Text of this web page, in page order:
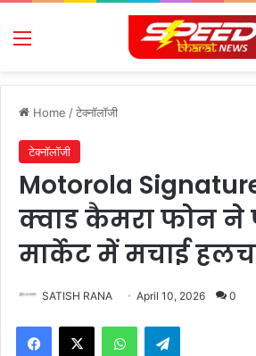
Menu
Home /टेक्नॉलॉजी
टेक्नॉलॉजी
Motorola
क्वाड कैमरा फोन
मार्केट में मचाई
SATISH RANA April 10, 2026 0
Facebook
X WhatsAppTelegram